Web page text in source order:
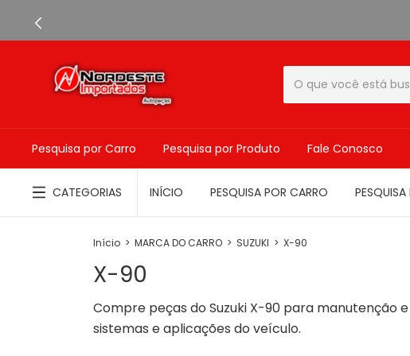
Pesquisa por Carro Pesquisa por Produto Fale Conosco
CATEGORIAS INÍCIO PESQUISA POR CARRO
Início > MARCA DO CARRO > SUZUKI > X-90
X-90
Compre peças do Suzuki X-90 para manutenção
sistemas e aplicações do veículo.